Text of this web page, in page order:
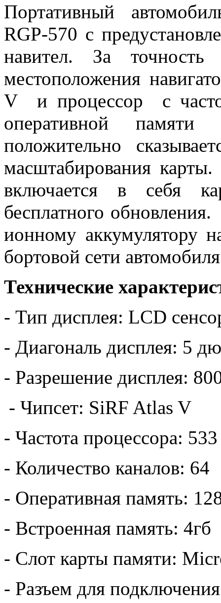
Портативный
RGP-570 c
навител. За
местоположения
V и процессор с
оперативной
положительно
масштабирования
включается в себя
бесплатного
ионному аккумулятору
бортовой сети
Технические
- Тип дисплея: LCD
- Диагональ дисплея: 5
- Разрешение дисплея:
- Чипсет: SiRF Atlas V
- Частота процессора:
- Количество каналов: 64
- Оперативная память:
- Встроенная память: 4гб
- Слот карты памяти:
- Разъем для